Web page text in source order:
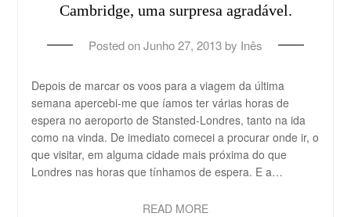
Cambridge, uma surpresa agradável.
Posted onJunho 27, 2013 by Inês
Depois de marcar os voos para a viagem da última
semana apercebi-me que íamos ter várias horas de
espera no aeroporto de Stansted-Londres, tanto na ida
como na vinda. De imediato comecei a procurar onde ir, o
que visitar, em alguma cidade mais próxima do que
Londres nas horas que tínhamos de espera. E a…
READ MORE